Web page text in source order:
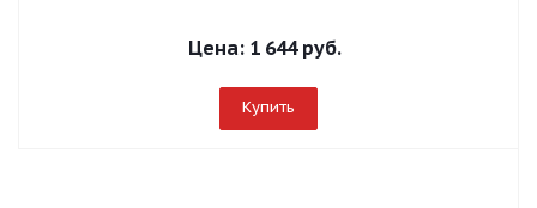
Цена: 1 644 руб.
Купить